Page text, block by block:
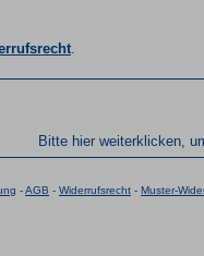
.
Bitte hier weiterklicken,
-AGB - Widerrufsrecht - Muster-